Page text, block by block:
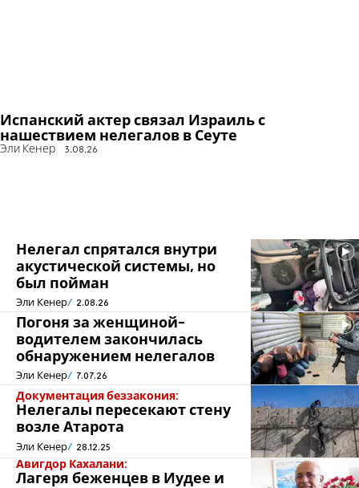
Испанский актер связал Израиль с
нашествием нелегалов в Сеуте
Эли Кенер 3.08.26
Нелегал спрятался внутри
акустической системы, но
был пойман
Эли Кенер 2.08.26
Погоня за женщиной-
водителем закончилась
обнаружением нелегалов
Эли Кенер 7.07.26
Документация беззакония:
Нелегалы пересекают стену
возле Атарота
Эли Кенер 28.12.25
Авигдор Кахалани:
Лагеря беженцев в Иудее и